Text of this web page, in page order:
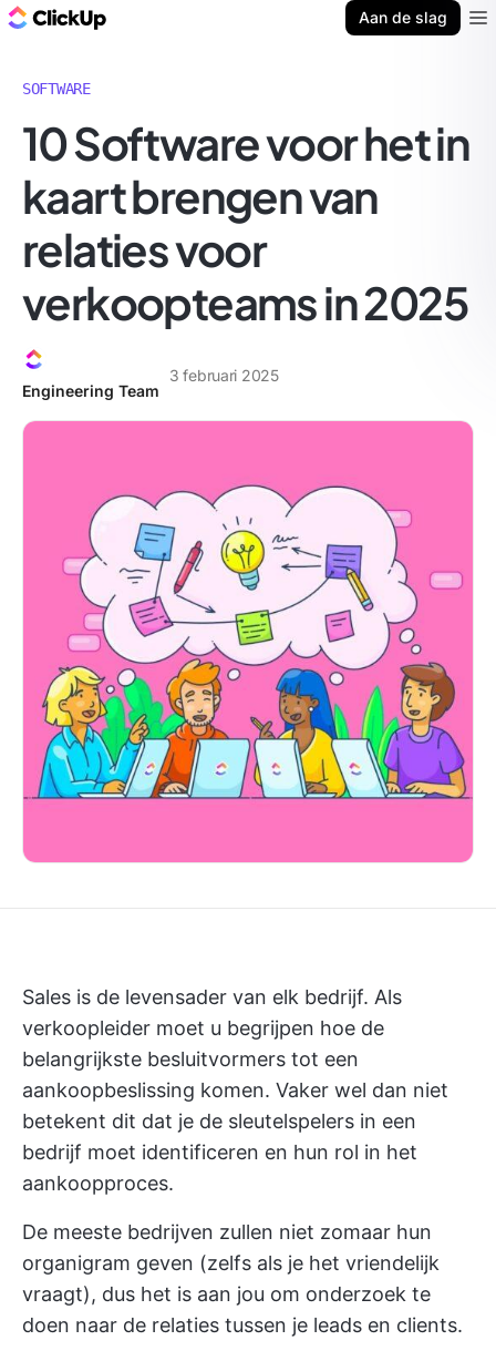
Aan de slag
SOFTWARE
10 Software voor het in
kaart brengen van
relaties voor
verkoopteams in 2025
Engineering Team
3 februari 2025
Sales is de levensader van elk bedrijf. Als
verkoopleider moet u begrijpen hoe de
belangrijkste besluitvormers tot een
aankoopbeslissing komen. Vaker wel dan niet
betekent dit dat je de sleutelspelers in een
bedrijf moet identificeren en hun rol in het
aankoopproces.
De meeste bedrijven zullen niet zomaar hun
organigram geven (zelfs als je het vriendelijk
vraagt), dus het is aan jou om onderzoek te
doen naar de relaties tussen je leads en clients.